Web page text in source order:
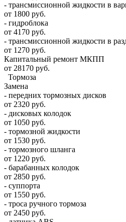
- трансмиссионной жидкости в
от 1800 руб.
- гидроблока
от 4170 руб.
- трансмиссионной жидкости в
от 1270 руб.
Капитальный ремонт МКПП
от 28170 руб.
Тормоза
Замена
- передних тормозных дисков
от 2320 руб.
- дисковых колодок
от 1050 руб.
- тормозной жидкости
от 1530 руб.
- тормозного шланга
от 1220 руб.
- барабанных колодок
от 2850 руб.
- суппорта
от 1550 руб.
- троса ручного тормоза
от 2450 руб.